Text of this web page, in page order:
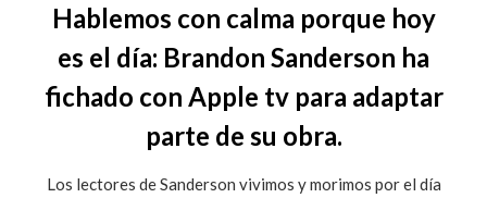
Hablemos con calma porque hoy
es el día: Brandon Sanderson ha
fichado con Apple tv para adaptar
parte de su obra.
Los lectores de Sanderson vivimos y morimos por el día